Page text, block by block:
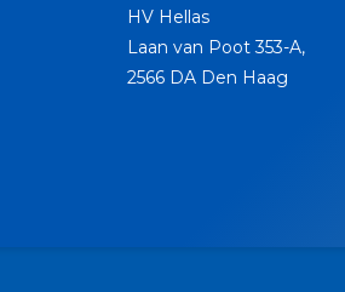
HV Hellas
Laan van Poot 353-A,
2566 DA Den Haag